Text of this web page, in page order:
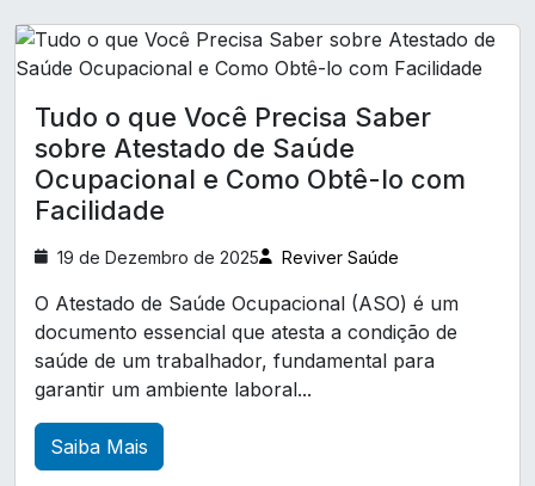
Exame Periódico Empresa
Exame admissional para empresas
Exame de audiometria
Exame de eletrocardiograma
Exames complementares ocupacionais
Laudo LTCAT
Laudo ltcat
Laudo técnico de insalubridade
Pcmso exames complementares
Perfil profissiográfico previdenciário ppp
Treinamento CIPA
Treinamento de brigada de incêndio
Tudo o que Você Precisa Saber
sobre Atestado de Saúde
Ocupacional e Como Obtê-lo com
Facilidade
19 de Dezembro de 2025 Reviver Saúde
O Atestado de Saúde Ocupacional (ASO) é um
documento essencial que atesta a condição de
saúde de um trabalhador, fundamental para
garantir um ambiente laboral...
Saiba Mais